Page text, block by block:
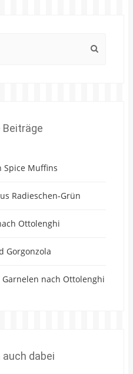
Spice Muffins
Radieschen-Grün
Ottolenghi
Gorgonzola
nach Ottolenghi
auch dabei